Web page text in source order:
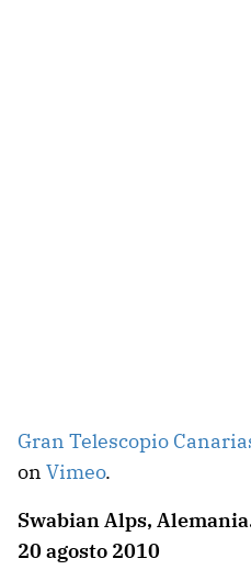
Gran Telescopio
on Vimeo.
Swabian Alps, Alemania.
20 agosto 2010